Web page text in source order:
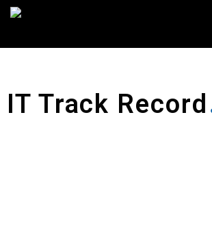
IT Track Record